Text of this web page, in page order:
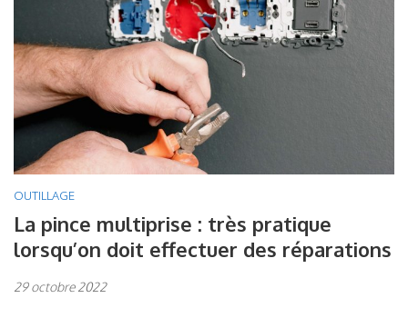
OUTILLAGE
La pince multiprise : très pratique
lorsqu’on doit effectuer des réparations
29 octobre 2022